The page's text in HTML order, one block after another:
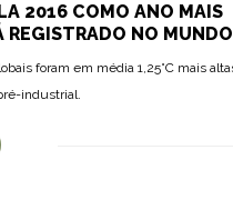
2016 COMO ANO MAIS
REGISTRADO NO MUNDO
foram em média 1,25°C mais
industrial.